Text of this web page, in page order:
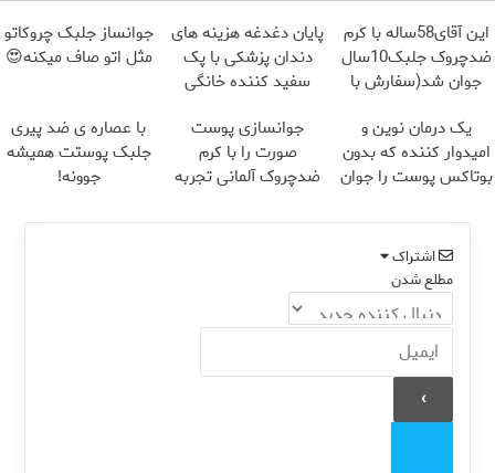
این آقای58ساله با کرم
ضدچروک جلبک10سال
جوان شد(سفارش با
پایان دغدغه هزینه های
دندان پزشکی با پک
سفید کننده خانگی
جوانساز جلبک چروکاتو
مثل اتو صاف میکنه😍
یک درمان نوین و
امیدوار کننده که بدون
بوتاکس پوست را جوان
جوانسازی پوست
صورت را با کرم
ضدچروک آلمانی تجربه
با عصاره ی ضد پیری
جلبک پوستت همیشه
جوونه!
اشتراک
مطلع شدن